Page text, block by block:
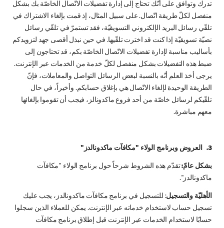
تدرك وتوافق على أنّك تحتاج إلى إدارة تفضيلات الاتّصال الخاصّة بك بشكل
منفصل لكلّ طريقة اتّصال. على سبيل المثال، إذ قمت بإلغاء الاشتراك في
تلقّي رسائل البريد الإلكتروني التسويقيّة، فقد تستمرّ في تلقّي رسائل
نصيّة تسويقيّة إذا كنت قد اخترت تلقّيها. في حين نبذل أقصى جهد لتزويدكم
بأساليب مناسبة لإدارة تفضيلات الاتّصال الخاصّة بكم، قد تحتاجون إلى
ضبط هذه التفضيلات بشكل منفصل لكلّ خدمة من الخدمات عبر الإنترنت.
يرجى أخذ العلم أنّه بالنسبة لبعض الرسائل التواصل والمعاملات، فإنّ
الطريقة الوحيدة لإلغاء الاتّصال هي بإغلاق حسابكم. وأخيراً، في حال
تلقّيكم لرسائل خاصّة من أحد فروع ماكدونالز، فيجب أن تقوموا بإلغائها
معهم مباشرة.
3. العروض وبرنامج الولاء "مكافآت ماكدونالدز"
بشكل عامّ:تقدّم هذه الشروط شرحاً حول برنامج الولاء "مكافآت
ماكدونالدز".
الأهليّة والتسجيل: للتسجيل في برنامج مكافآت ماكدونالدز، يجب عليك
تسجيل حساب لاستخدام خدماته عبر الإنترنت. يمكن للعملاء الذين سجلوا
حسابًا لاستخدام الخدمات عبر الإنترنت قبل إطلاق برنامج مكافآت